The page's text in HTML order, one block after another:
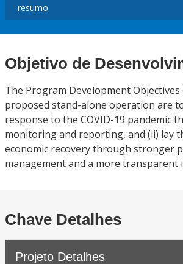
Objetivo de
The Program Development Objectives
proposed stand-alone operation are
response to the COVID-19 pandemic
monitoring and reporting, and (ii) lay
economic recovery through stronger
management and a more transparent
Chave Detalhes
Projeto Detalhes